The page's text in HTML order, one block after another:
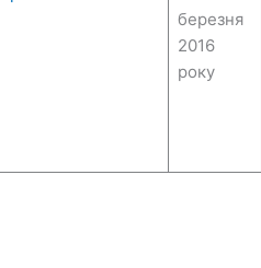
березня
2016
року